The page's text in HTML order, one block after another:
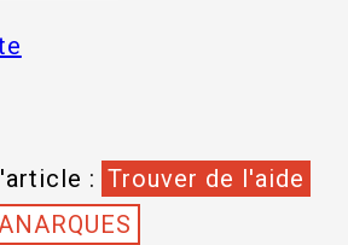
: Trouver de l'aide